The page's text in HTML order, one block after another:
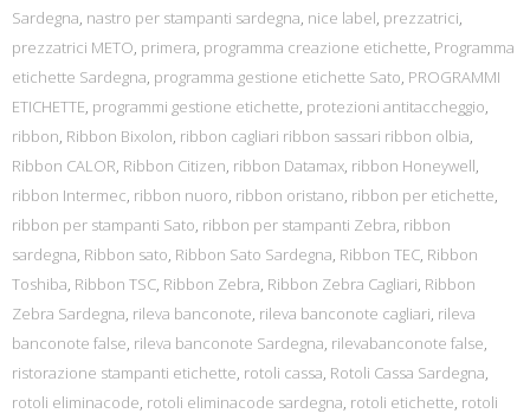
Sardegna, nastro per stampanti sardegna, nice label, prezzatrici,
prezzatrici METO, primera, programma creazione etichette, Programma
etichette Sardegna, programma gestione etichette Sato, PROGRAMMI
ETICHETTE, programmi gestione etichette, protezioni antitaccheggio,
ribbon, Ribbon Bixolon, ribbon cagliari ribbon sassari ribbon olbia,
Ribbon CALOR, Ribbon Citizen, ribbon Datamax, ribbon Honeywell,
ribbon Intermec, ribbon nuoro, ribbon oristano, ribbon per etichette,
ribbon per stampanti Sato, ribbon per stampanti Zebra, ribbon
sardegna, Ribbon sato, Ribbon Sato Sardegna, Ribbon TEC, Ribbon
Toshiba, Ribbon TSC, Ribbon Zebra, Ribbon Zebra Cagliari, Ribbon
Zebra Sardegna, rileva banconote, rileva banconote cagliari, rileva
banconote false, rileva banconote Sardegna, rilevabanconote false,
ristorazione stampanti etichette, rotoli cassa, Rotoli Cassa Sardegna,
rotoli eliminacode, rotoli eliminacode sardegna, rotoli etichette, rotoli